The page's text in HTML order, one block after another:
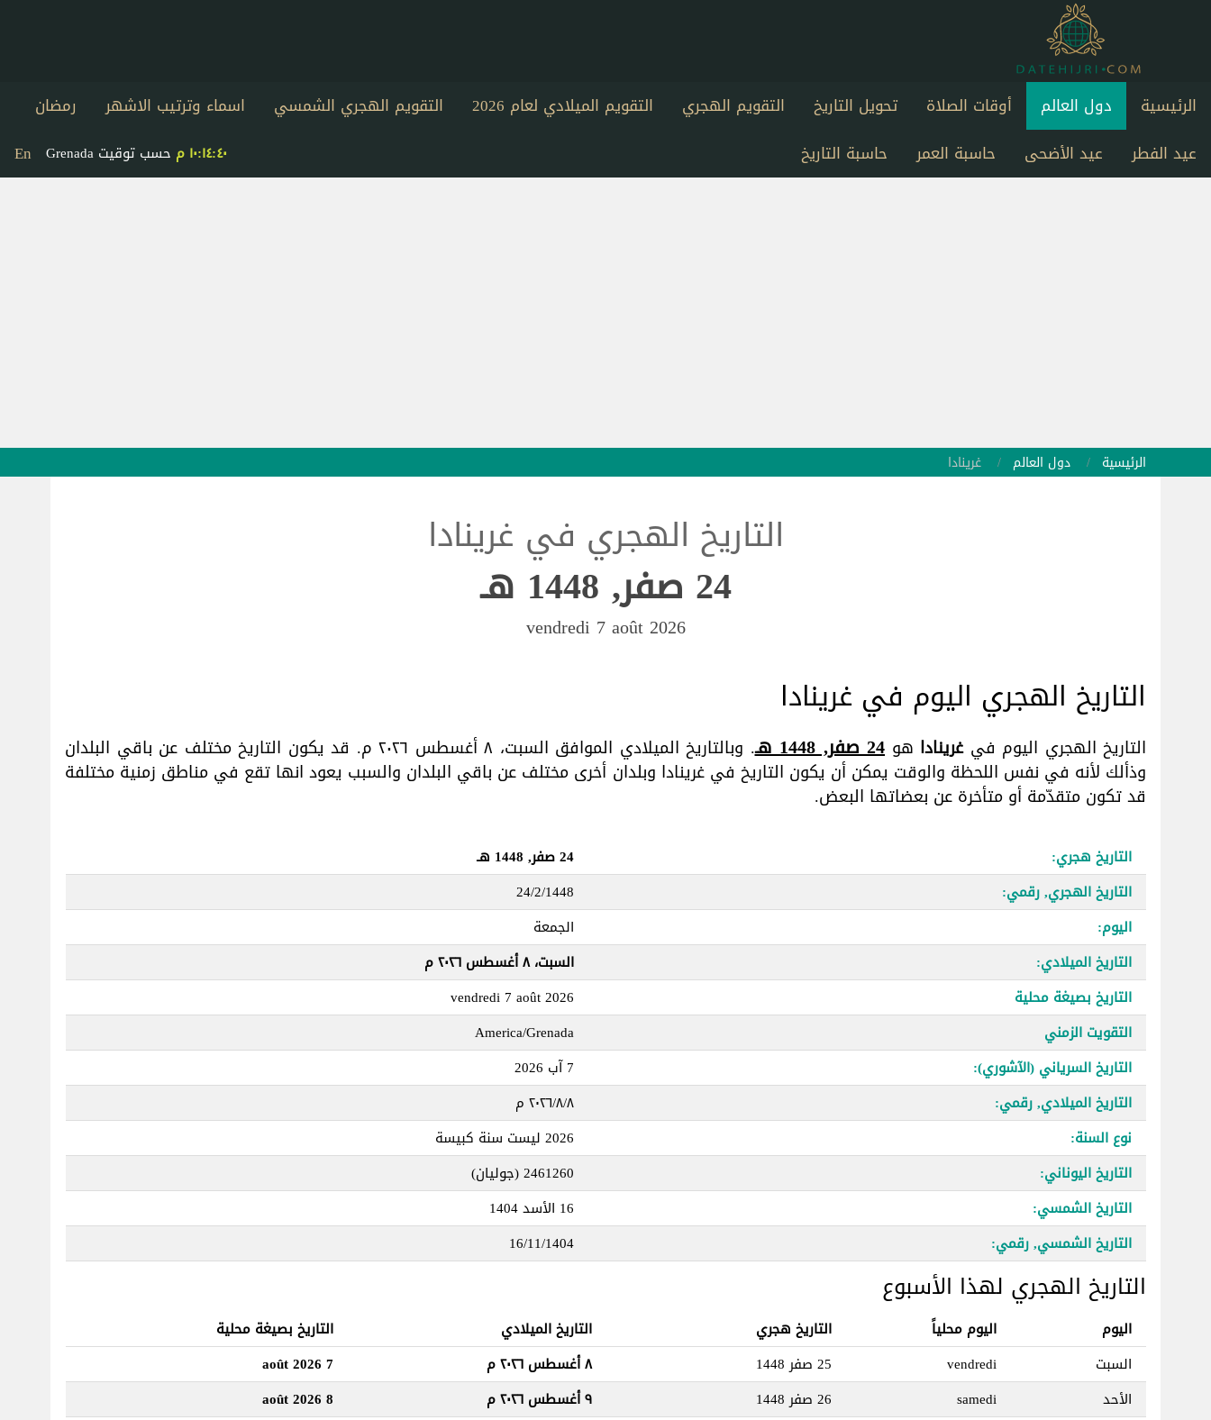
الرئيسية دول العالم أوقات الصلاة تحويل التاريخ التقويم الهجري التقويم الميلادي لعام 2026 التقويم الهجري الشمسي اسماء وترتيب الاشهر
رمضان
عيد الفطر
عيد الأضحى حاسبة العمر حاسبة التاريخ En ١٠:١٤:٤١ م حسب توقيت Grenada
الرئيسية دول العالم غرينادا
التاريخ الهجري في غرينادا
24 صفر, 1448 هـ
vendredi 7 août 2026
التاريخ الهجري اليوم في غرينادا
التاريخ الهجري اليوم فيغرينادا هو 24 صفر, 1448 هـ . وبالتاريخ الميلادي الموافق السبت، ٨ أغسطس ٢٠٢٦ م. قد يكون التاريخ مختلف عن باقي البلدان
وذألك لأنه في نفس اللحظة والوقت يمكن أن يكون التاريخ في غرينادا وبلدان أخرى مختلف عن باقي البلدان والسبب يعود انها تقع في مناطق زمنية مختلفة
قد تكون متقدّمة أو متأخرة عن بعضاتها البعض.
التاريخ هجري:
24 صفر, 1448 هـ
التاريخ الهجري, رقمي:
24/2/1448
اليوم:
الجمعة
التاريخ الميلادي:
السبت، ٨ أغسطس ٢٠٢٦ م
التاريخ بصيغة محلية
vendredi 7 août 2026
التقويت الزمني
America/Grenada
التاريخ السرياني (الآشوري):
7 آب 2026
التاريخ الميلادي, رقمي:
٨‏/٨‏/٢٠٢٦ م
نوع السنة:
2026 ليست سنة كبيسة
التاريخ اليوناني:
2461260 (جوليان)
التاريخ الشمسي:
16 الأسد 1404
التاريخ الشمسي, رقمي:
16/11/1404
التاريخ الهجري لهذا الأسبوع
اليوم اليوم محلياً التاريخ هجري التاريخ الميلادي
التاريخ بصيغة محلية
السبت
vendredi 25 صفر 1448 ٨ أغسطس ٢٠٢٦ م
7 août 2026
الأحد
samedi 26 صفر 1448 ٩ أغسطس ٢٠٢٦ م
8 août 2026